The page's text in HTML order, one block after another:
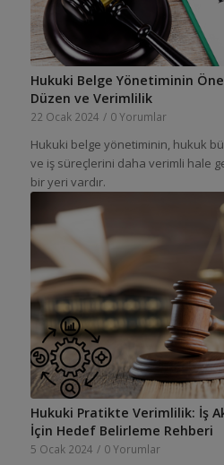
Hukuki Belge Yönetiminin
Düzen ve Verimlilik
22 Ocak 2024 / 0 Yorumlar
Hukuki belge yönetiminin, hukuk
ve iş süreçlerini daha verimli hale
bir yeri vardır.
Hukuki Pratikte Verimlilik: İş
İçin Hedef Belirleme Rehberi
5 Ocak 2024 / 0 Yorumlar